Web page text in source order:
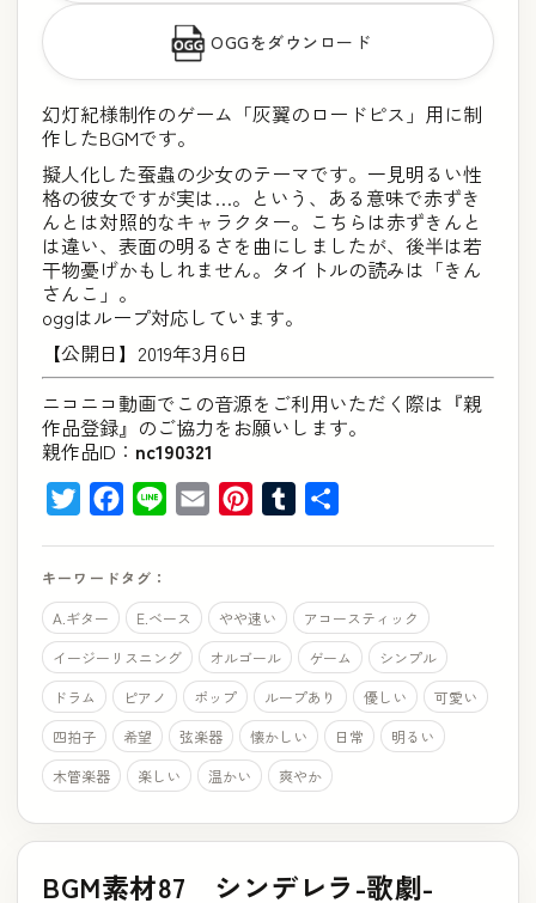
OGGをダウンロード
幻灯紀様制作のゲーム「灰翼のロードピス」用に制
作したBGMです。
擬人化した蚕蟲の少女のテーマです。一見明るい性
格の彼女ですが実は…。という、ある意味で赤ずき
んとは対照的なキャラクター。こちらは赤ずきんと
は違い、表面の明るさを曲にしましたが、後半は若
干物憂げかもしれません。タイトルの読みは「きん
さんこ」。
oggはループ対応しています。
【公開日】2019年3月6日
ニコニコ動画でこの音源をご利用いただく際は『親
作品登録』のご協力をお願いします。
親作品ID： nc190321
TwitterFacebook
Line Email Pinterest
Tumblr
キーワードタグ：
A.ギター
E.ベース やや速い
アコースティック
イージーリスニング
オルゴール ゲーム
シンプル
ドラム
ピアノ ポップ ループあり 優しい
可愛い
四拍子
希望 弦楽器 懐かしい 日常
明るい
木管楽器
楽しい 温かい 爽やか
BGM素材87 シンデレラ-歌劇-